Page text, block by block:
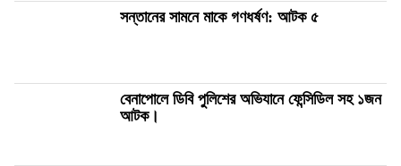
সন্তানের সামনে মাকে গণধর্ষণ: আটক ৫
বেনাপোলে ডিবি পুলিশের অভিযানে ফেন্সিডিল সহ ১জন
আটক।